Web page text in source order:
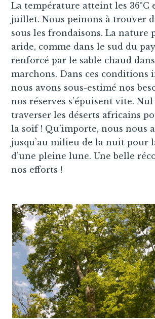
La température atteint les 36°C
juillet. Nous peinons à trouver
sous les frondaisons. La nature
aride, comme dans le sud du
renforcé par le sable chaud
marchons. Dans ces conditions
nous avons sous-estimé nos
nos réserves s’épuisent vite.
traverser les déserts africains
la soif ! Qu’importe, nous nous
jusqu’au milieu de la nuit pour
d’une pleine lune. Une belle
nos efforts !